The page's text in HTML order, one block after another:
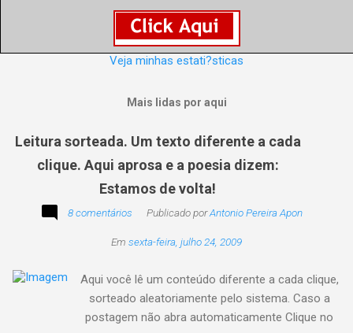
Veja minhas estati?sticas
Mais lidas por aqui
Leitura sorteada. Um texto diferente a cada
clique. Aqui aprosa e a poesia dizem:
Estamos de volta!
8 comentários Publicado porAntonio Pereira Apon
Em sexta-feira, julho 24, 2009
Aqui você lê um conteúdo diferente a cada clique,
sorteado aleatoriamente pelo sistema. Caso a
postagem não abra automaticamente Clique no